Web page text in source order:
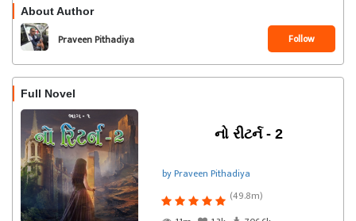
About Author
Praveen Pithadiya Follow
Full Novel
નો રીટર્ન - 2
by Praveen Pithadiya
(49.8m)